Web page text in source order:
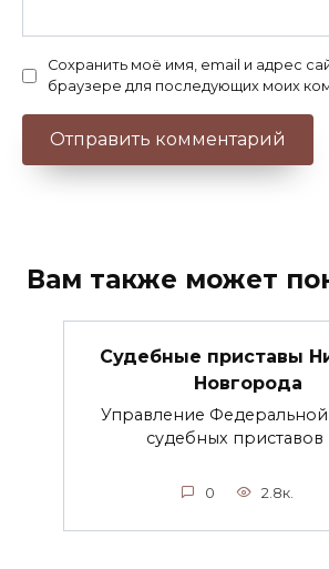
Сохранить моё имя, email и адрес
браузере для последующих моих
Вам также может
Судебные приставы
Новгорода
Управление
судебных приставов
0 2.8к.